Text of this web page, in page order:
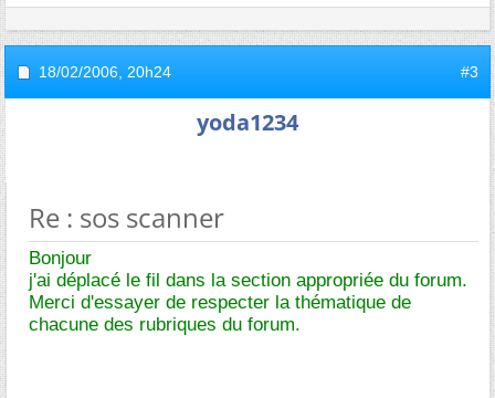
18/02/2006, 20h24 #3
yoda1234
Re : sos scanner
Bonjour
j'ai déplacé le fil dans la section appropriée du forum.
Merci d'essayer de respecter la thématique de
chacune des rubriques du forum.